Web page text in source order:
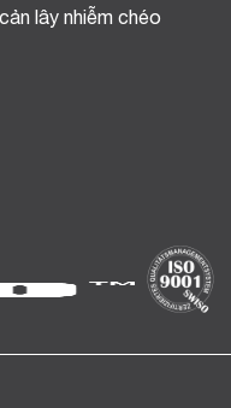
lây nhiễm chéo